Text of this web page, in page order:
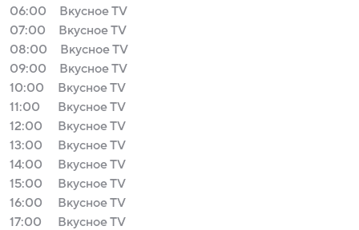
06:00
Вкусное TV
07:00
Вкусное TV
08:00
Вкусное TV
09:00
Вкусное TV
10:00
Вкусное TV
11:00
Вкусное TV
12:00
Вкусное TV
13:00
Вкусное TV
14:00
Вкусное TV
15:00
Вкусное TV
16:00
Вкусное TV
17:00
Вкусное TV